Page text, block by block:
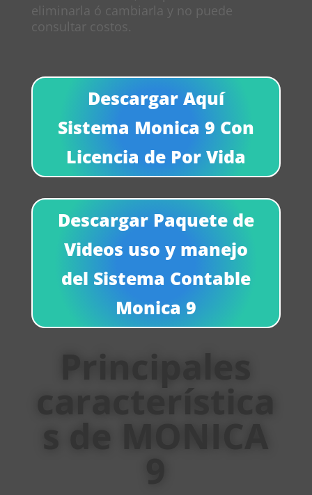
eliminarla ó cambiarla y no puede
consultar costos.
Descargar Aquí
Sistema Monica 9 Con
Licencia de Por Vida
Descargar Paquete de
Videos uso y manejo
del Sistema Contable
Monica 9
Principales
característica
s de